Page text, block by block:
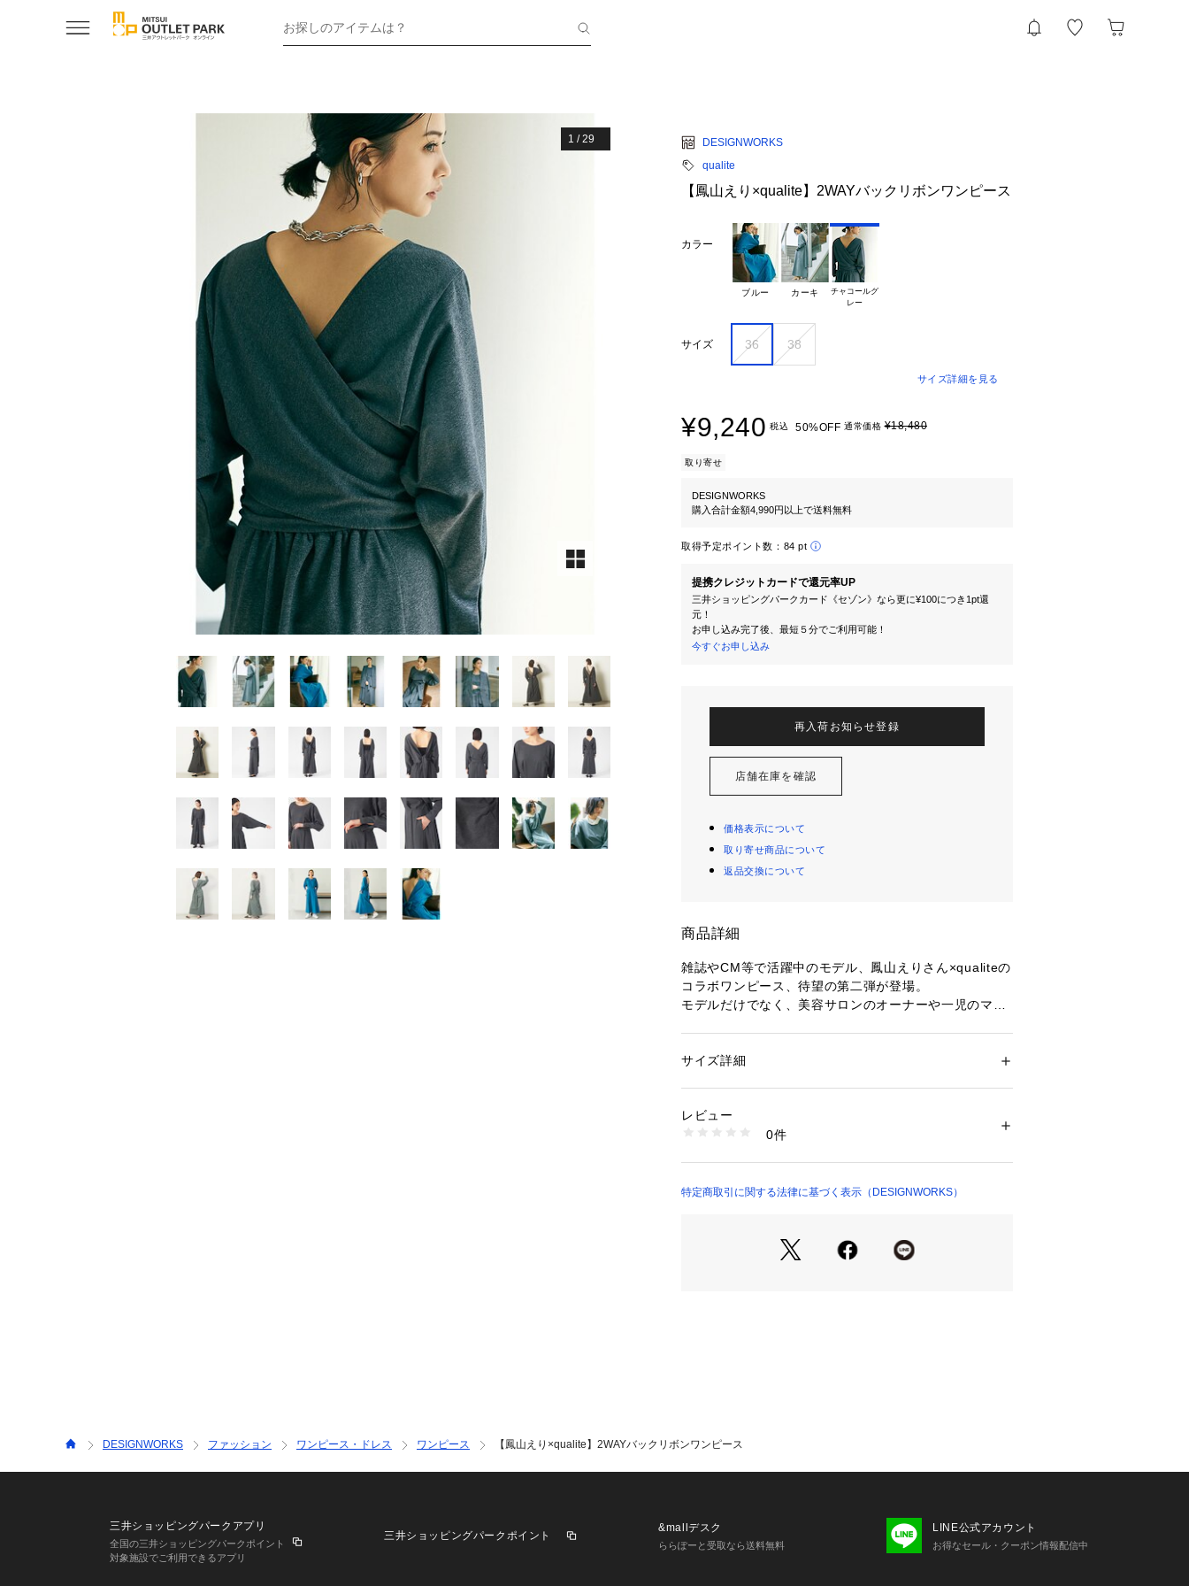
お探しのアイテムは？
1 /29
DESIGNWORKS
qualite
【鳳山えり×qualite】2WAYバックリボンワンピース
カラー
ブルー カーキ
チャコールグ
サイズ 36 38
サイズ詳細を見る
¥9,240 税込 50%OFF 通常価格¥18,480
取り寄せ
DESIGNWORKS
購入合計金額4,990円以上で送料無料
取得予定ポイント数： 84 pt
提携クレジットカードで還元率UP
三井ショッピングパークカード《セゾン》なら更に¥100につき1pt還
元！
お申し込み完了後、最短５分でご利用可能！
今すぐお申し込み
再入荷お知らせ登録
店舗在庫を確認
価格表示について
取り寄せ商品について
返品交換について
商品詳細
雑誌やCM等で活躍中のモデル、鳳山えりさん×qualiteの
コラボワンピース、待望の第二弾が登場。
モデルだけでなく、美容サロンのオーナーや一児のママ
な着こなしが叶う、大人のカットワンピースが完成しま
*DESIGN POINT*
カジュアルにもドレッシーにも着られる万能デザイン！
バックコンシャスなデザインで大人の女性がきれいに着
シーンや気分に合わせた着こなしが叶います。
後ろで結ぶと大きく背中が開くデザインで、結び位置で
う、ドルマン袖にして袖口は腕まくりをして止まるよう
計算致しました。
仕上げ、フレアがしっかり出るバランスにしました。
性別：レディース
洗濯：手洗い可
※詳しい洗濯方法については、商品の品質表示タグをご覧くださ
商品番号：1096900009032 （モール）
サイズ詳細
レビュー
0件
特定商取引に関する法律に基づく表示（DESIGNWORKS）
DESIGNWORKS ファッション ワンピース・ドレス ワンピース 【鳳山えり×qualite】2WAYバックリボンワンピース
三井ショッピングパークアプリ
全国の三井ショッピングパークポイント
対象施設でご利用できるアプリ
三井ショッピングパークポイント
&mallデスク
ららぽーと受取なら送料無料
LINE公式アカウント
お得なセール・クーポン情報配信中